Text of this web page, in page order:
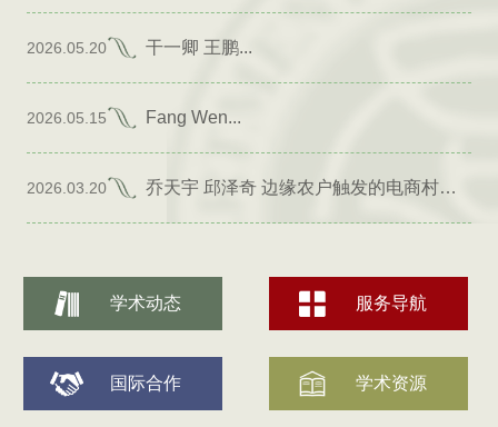
2026.05.20 干一卿 王鹏...
2026.05.15 Fang Wen...
2026.03.20 乔天宇 邱泽奇 边缘农户触发的电商村形成
学术动态 服务导航
国际合作 学术资源